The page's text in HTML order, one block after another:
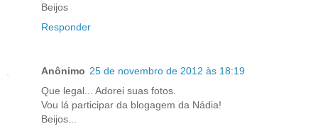
Beijos
Responder
Anônimo 25 de novembro de 2012 às 18:19
Que legal... Adorei suas fotos.
Vou lá participar da blogagem da Nádia!
Beijos...